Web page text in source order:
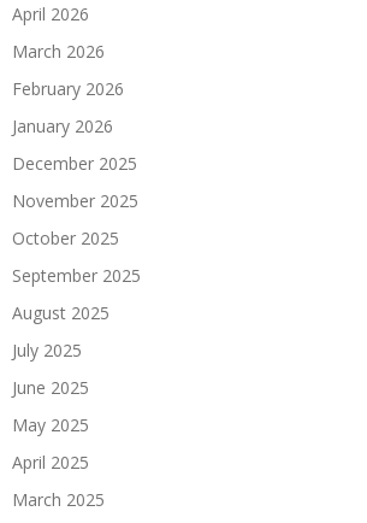
April 2026
March 2026
February 2026
January 2026
December 2025
November 2025
October 2025
September 2025
August 2025
July 2025
June 2025
May 2025
April 2025
March 2025